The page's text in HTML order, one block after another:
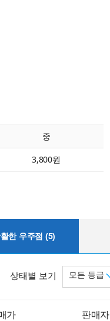
중
3,800원
한 우주점 (5)
상태별 보기 모든 등급
가 판매자